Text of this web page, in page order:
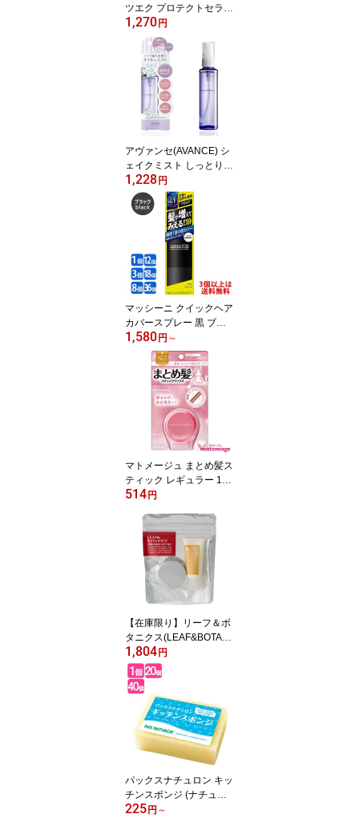
ツエク プロテクトセラム
まつ毛マツエク用美容液
1,270円
アヴァンセ(AVANCE) シ
ェイクミスト しっとり 1
00ml メイク崩れ防止 メ
イク仕上げ スキンケア化
粧水
1,228円
マッシーニ クイックヘア
カバースプレー 黒 ブラ
ック 140g (薄毛対策・微
粉末増毛スプレー) massi
ni ウテナ(utena)
1,580円 ～
マトメージュ まとめ髪ス
ティック レギュラー 13g
スティックワックス あほ
mage ウテナ(utena)
514円
【在庫限り】リーフ＆ボ
タニクス(LEAF&BOTANI
CS) ベルガモット ギフト
セット リップバーム ハ
ンドクリーム ミニサイズ
プレゼント プチギフト
松山油脂 matsuyama
1,804円
パックスナチュロン キッ
チンスポンジ (ナチュラ
ル) 1個 PAX NATURON
225円 ～